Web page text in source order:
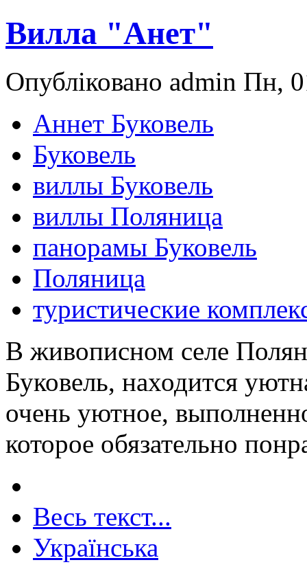
Вилла "Анет"
Опубліковано admin Пн,
Аннет Буковель
Буковель
виллы Буковель
виллы Поляница
панорамы Буковель
Поляница
туристические
В живописном селе
Буковель, находится
очень уютное,
которое обязательно
Весь текст...
Українська